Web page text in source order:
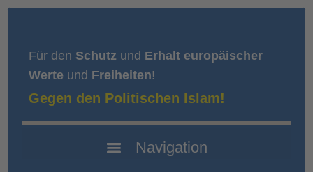
Für den Schutz und Erhalt europäischer
Werte und Freiheiten!
Gegen den Politischen Islam!